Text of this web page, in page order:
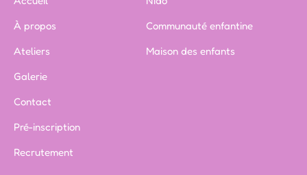
À propos
Ateliers
Galerie
Contact
Pré-inscription
Recrutement
Communauté enfantine
Maison des enfants